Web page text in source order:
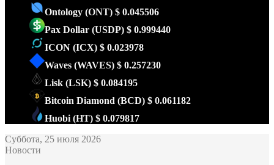
Ontology (ONT) $ 0.045506
Pax Dollar (USDP) $ 0.999440
ICON (ICX) $ 0.023978
Waves (WAVES) $ 0.257230
Lisk (LSK) $ 0.084195
Bitcoin Diamond (BCD) $ 0.061182
Huobi (HT) $ 0.079817
Суббота, 25 июля 2026
Новости